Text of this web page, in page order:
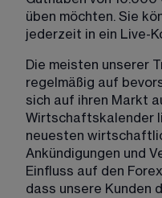
üben möchten. Sie
jederzeit in ein Live-
Die meisten unserer
regelmäßig auf
sich auf ihren Markt
Wirtschaftskalender
neuesten
Ankündigungen und
Einfluss auf den
dass unsere Kunden